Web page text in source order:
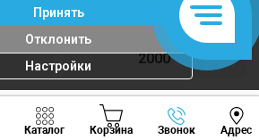
2000
Каталог Корзина Звонок Адрес
Viber Whatsapp
Принять
Отклонить
Настройки